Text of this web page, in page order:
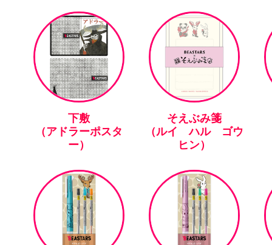
下敷
（アドラーポスタ
ー）
そえぶみ箋
（ルイ ハル ゴウ
ヒン）